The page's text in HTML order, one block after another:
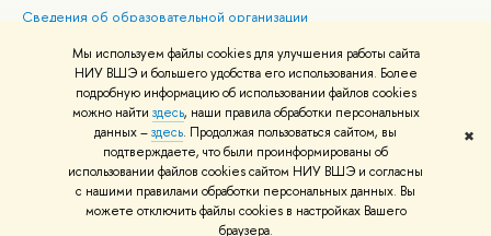
Мы используем файлы cookies для улучшения работы сайта
НИУ ВШЭ и большего удобства его использования. Более
подробную информацию об использовании файлов cookies
можно найти здесь, наши правила обработки персональных
данных –здесь. Продолжая пользоваться сайтом, вы
подтверждаете, что были проинформированы об
использовании файлов cookies сайтом НИУ ВШЭ и согласны
с нашими правилами обработки персональных данных. Вы
можете отключить файлы cookies в настройках Вашего
браузера.
✖
Сведения об образовательной организации
Людям с ограниченными возможностями здоровья
Единая платежная страница
Работа в Вышке
© НИУ ВШЭ 1993–2026 Адреса и контакты Условия использования
материалов Политика конфиденциальности Карта сайта
Шрифты HSE Sans и HSE Slab разработаны вШколе дизайна НИУ ВШЭ